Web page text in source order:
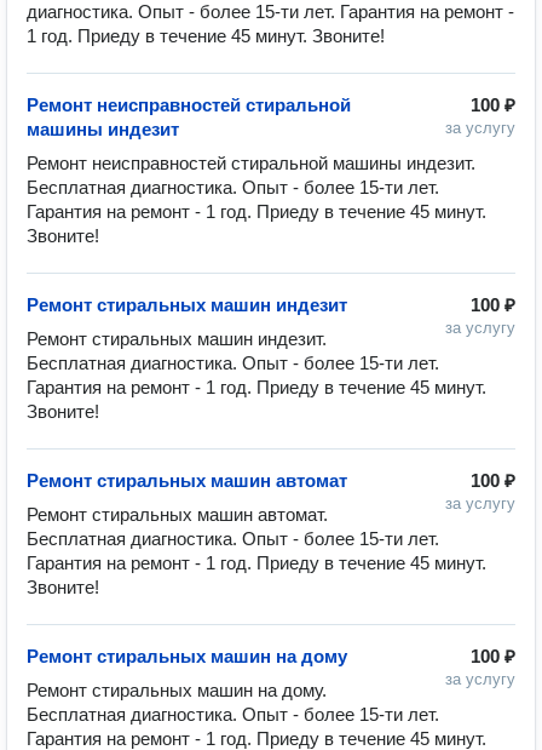
диагностика. Опыт - более 15-ти лет. Гарантия на ремонт -
1 год. Приеду в течение 45 минут. Звоните!
100 ₽
за услугу
Ремонт неисправностей стиральной
машины индезит
Ремонт неисправностей стиральной машины индезит.
Бесплатная диагностика. Опыт - более 15-ти лет.
Гарантия на ремонт - 1 год. Приеду в течение 45 минут.
Звоните!
100 ₽
за услугу
Ремонт стиральных машин индезит
Ремонт стиральных машин индезит.
Бесплатная диагностика. Опыт - более 15-ти лет.
Гарантия на ремонт - 1 год. Приеду в течение 45 минут.
Звоните!
100 ₽
за услугу
Ремонт стиральных машин автомат
Ремонт стиральных машин автомат.
Бесплатная диагностика. Опыт - более 15-ти лет.
Гарантия на ремонт - 1 год. Приеду в течение 45 минут.
Звоните!
100 ₽
за услугу
Ремонт стиральных машин на дому
Ремонт стиральных машин на дому.
Бесплатная диагностика. Опыт - более 15-ти лет.
Гарантия на ремонт - 1 год. Приеду в течение 45 минут.